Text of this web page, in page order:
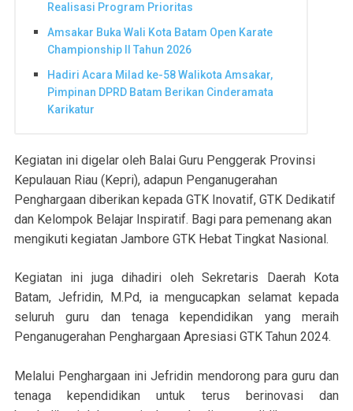
Realisasi Program Prioritas
Amsakar Buka Wali Kota Batam Open Karate
Championship II Tahun 2026
Hadiri Acara Milad ke-58 Walikota Amsakar,
Pimpinan DPRD Batam Berikan Cinderamata
Karikatur
Kegiatan ini digelar oleh Balai Guru Penggerak Provinsi
Kepulauan Riau (Kepri), adapun Penganugerahan
Penghargaan diberikan kepada GTK Inovatif, GTK Dedikatif
dan Kelompok Belajar Inspiratif. Bagi para pemenang akan
mengikuti kegiatan Jambore GTK Hebat Tingkat Nasional.
Kegiatan ini juga dihadiri oleh Sekretaris Daerah Kota
Batam, Jefridin, M.Pd, ia mengucapkan selamat kepada
seluruh guru dan tenaga kependidikan yang meraih
Penganugerahan Penghargaan Apresiasi GTK Tahun 2024.
Melalui Penghargaan ini Jefridin mendorong para guru dan
tenaga kependidikan untuk terus berinovasi dan